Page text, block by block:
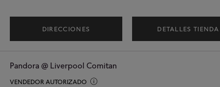
DIRECCIONES DETALLES TIENDA
Pandora @ Liverpool Comitan
VENDEDOR AUTORIZADO